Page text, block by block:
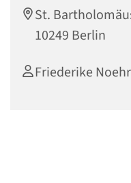
St.
10249 Berlin
Friederike